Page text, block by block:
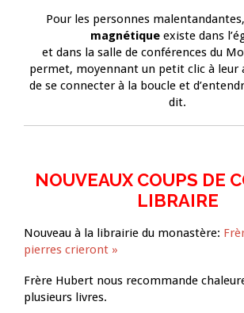
Pour les personnes
magnétique existe dans
et dans la salle de conférences du
permet, moyennant un petit clic à leur
de se connecter à la boucle et
dit.
NOUVEAUX COUPS DE
LIBRAIRE
Nouveau à la librairie du monastère:
pierres crieront »
Frère Hubert nous recommande
plusieurs livres.